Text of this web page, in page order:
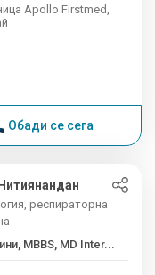
Apollo Firstmed,
Обади се сега
респираторна
MBBS, MD Inter...